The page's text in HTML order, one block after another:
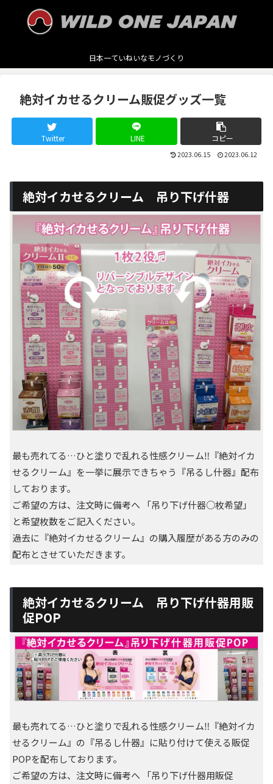
日本一ていねいなモノづくり
絶対イカせるクリーム販促グッズ一覧
Twitter LINE コピー
2023.06.15 2023.06.12
絶対イカせるクリーム 吊り下げ什器
最も売れてる…ひと塗りで乱れる性感クリーム‼️『絶対イカ
せるクリーム』を一挙に展示できちゃう『吊るし什器』配布
しております。
ご希望の方は、注文時に備考へ 「吊り下げ什器○枚希望」
と希望枚数をご記入ください。
過去に『絶対イカせるクリーム』の購入履歴がある方のみの
配布とさせていただきます。
絶対イカせるクリーム 吊り下げ什器用販
促POP
最も売れてる…ひと塗りで乱れる性感クリーム‼️『絶対イカ
せるクリーム』の『吊るし什器』に貼り付けて使える販促
POPを配布しております。
ご希望の方は、注文時に備考へ 「吊り下げ什器用販促